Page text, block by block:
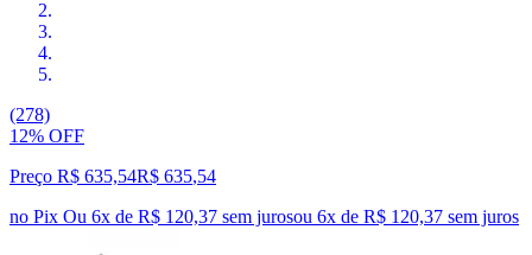
(278)
12% OFF
Preço R$ 635,54R$ 635,54
no Pix Ou 6x de R$ 120,37 sem jurosou 6x de R$ 120,37 sem juros